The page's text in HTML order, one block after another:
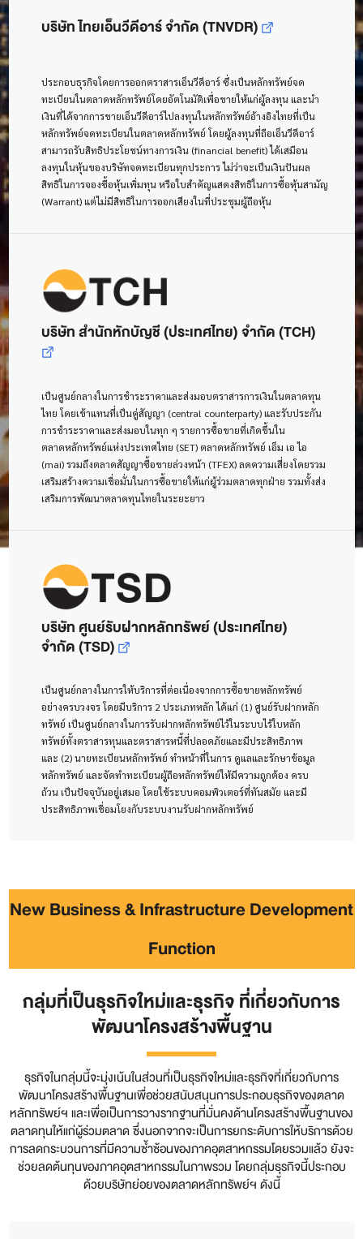
บริษัท ไทยเอ็นวีดีอาร์ จำกัด (TNVDR)
ประกอบธุรกิจโดยการออกตราสารเอ็นวีดีอาร์ ซึ่งเป็นหลักทรัพย์จด
ทะเบียนในตลาดหลักทรัพย์โดยอัตโนมัติเพื่อขายให้แก่ผู้ลงทุน และนำ
เงินที่ได้จากการขายเอ็นวีดีอาร์ไปลงทุนในหลักทรัพย์อ้างอิงไทยที่เป็น
หลักทรัพย์จดทะเบียนในตลาดหลักทรัพย์ โดยผู้ลงทุนที่ถือเอ็นวีดีอาร์
สามารถรับสิทธิประโยชน์ทางการเงิน (financial benefit) ได้เสมือน
ลงทุนในหุ้นของบริษัทจดทะเบียนทุกประการ ไม่ว่าจะเป็นเงินปันผล
สิทธิในการจองซื้อหุ้นเพิ่มทุน หรือใบสำคัญแสดงสิทธิในการซื้อหุ้นสามัญ
(Warrant) แต่ไม่มีสิทธิในการออกเสียงในที่ประชุมผู้ถือหุ้น
บริษัท สำนักหักบัญชี (ประเทศไทย) จำกัด (TCH)
เป็นศูนย์กลางในการชำระราคาและส่งมอบตราสารการเงินในตลาดทุน
ไทย โดยเข้าแทนที่เป็นคู่สัญญา (central counterparty) และรับประกัน
การชำระราคาและส่งมอบในทุก ๆ รายการซื้อขายที่เกิดขึ้นใน
ตลาดหลักทรัพย์แห่งประเทศไทย (SET) ตลาดหลักทรัพย์ เอ็ม เอ ไอ
(mai) รวมถึงตลาดสัญญาซื้อขายล่วงหน้า (TFEX) ลดความเสี่ยงโดยรวม
เสริมสร้างความเชื่อมั่นในการซื้อขายให้แก่ผู้ร่วมตลาดทุกฝ่าย รวมทั้งส่ง
เสริมการพัฒนาตลาดทุนไทยในระยะยาว
บริษัท ศูนย์รับฝากหลักทรัพย์ (ประเทศไทย)
จำกัด (TSD)
เป็นศูนย์กลางในการให้บริการที่ต่อเนื่องจากการซื้อขายหลักทรัพย์
อย่างครบวงจร โดยมีบริการ 2 ประเภทหลัก ได้แก่ (1) ศูนย์รับฝากหลัก
ทรัพย์ เป็นศูนย์กลางในการรับฝากหลักทรัพย์ไว้ในระบบไร้ใบหลัก
ทรัพย์ทั้งตราสารทุนและตราสารหนี้ที่ปลอดภัยและมีประสิทธิภาพ
และ (2) นายทะเบียนหลักทรัพย์ ทำหน้าที่ในการ ดูแลและรักษาข้อมูล
หลักทรัพย์ และจัดทำทะเบียนผู้ถือหลักทรัพย์ให้มีความถูกต้อง ครบ
ถ้วน เป็นปัจจุบันอยู่เสมอ โดยใช้ระบบคอมพิวเตอร์ที่ทันสมัย และมี
ประสิทธิภาพเชื่อมโยงกับระบบงานรับฝากหลักทรัพย์
New Business & Infrastructure Development
Function
กลุ่มที่เป็นธุรกิจใหม่และธุรกิจ ที่เกี่ยวกับการ
พัฒนาโครงสร้างพื้นฐาน
ธุรกิจในกลุ่มนี้จะมุ่งเน้นในส่วนที่เป็นธุรกิจใหม่และธุรกิจที่เกี่ยวกับการ
พัฒนาโครงสร้างพื้นฐานเพื่อช่วยสนับสนุนการประกอบธุรกิจของตลาด
หลักทรัพย์ฯ และเพื่อเป็นการวางรากฐานที่มั่นคงด้านโครงสร้างพื้นฐานของ
ตลาดทุนให้แก่ผู้ร่วมตลาด ซึ่งนอกจากจะเป็นการยกระดับการให้บริการด้วย
การลดกระบวนการที่มีความซ้ำซ้อนของภาคอุตสาหกรรมโดยรวมแล้ว ยังจะ
ช่วยลดต้นทุนของภาคอุตสาหกรรมในภาพรวม โดยกลุ่มธุรกิจนี้ประกอบ
ด้วยบริษัทย่อยของตลาดหลักทรัพย์ฯ ดังนี้